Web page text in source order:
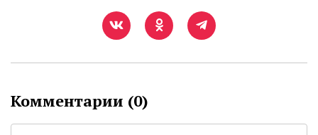
Комментарии (0)